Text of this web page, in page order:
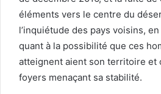
éléments vers le centre du
l’inquiétude des pays voisins,
quant à la possibilité que ces
atteignent aient son territoire et
foyers menaçant sa stabilité.